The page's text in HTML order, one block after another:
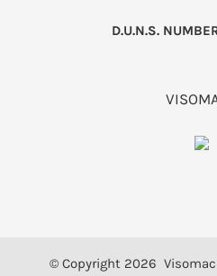
D.U.N.S.
© Copyright 2026 Visomacs